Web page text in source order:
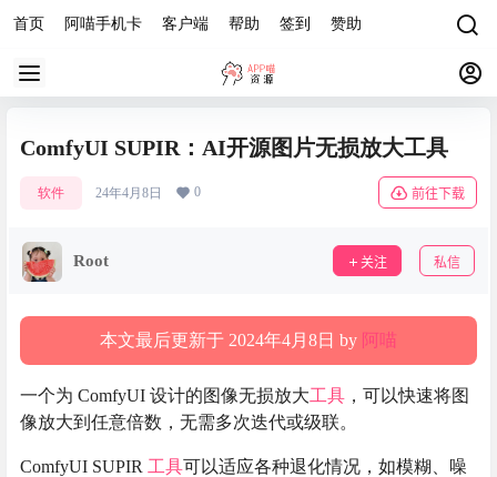
首页 阿喵手机卡 客户端 帮助 签到 赞助
ComfyUI SUPIR：AI开源图片无损放大工具
软件 24年4月8日 0 前往下载
Root 关注 私信
本文最后更新于 2024年4月8日 by 阿喵
一个为 ComfyUI 设计的图像无损放大工具 ，可以快速将图
像放大到任意倍数，无需多次迭代或级联。
ComfyUI SUPIR 工具可以适应各种退化情况，如模糊、噪